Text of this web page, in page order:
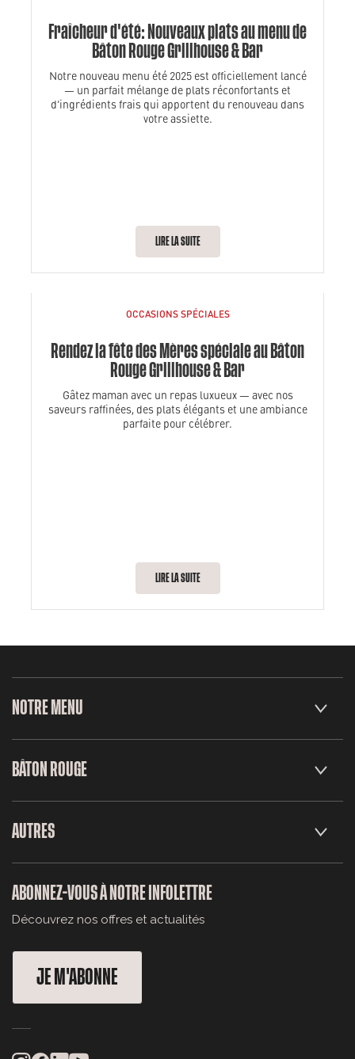
Fraîcheur d'été: Nouveaux plats au menu de
Bâton Rouge Grillhouse & Bar
Notre nouveau menu été 2025 est officiellement lancé
— un parfait mélange de plats réconfortants et
d’ingrédients frais qui apportent du renouveau dans
votre assiette.
LIRE LA SUITE
OCCASIONS SPÉCIALES
Rendez la fête des Mères spéciale au Bâton
Rouge Grillhouse & Bar
Gâtez maman avec un repas luxueux — avec nos
saveurs raffinées, des plats élégants et une ambiance
parfaite pour célébrer.
LIRE LA SUITE
NOTRE MENU
BÂTON ROUGE
AUTRES
ABONNEZ-VOUS À NOTRE INFOLETTRE
Découvrez nos offres et actualités
JE M'ABONNE